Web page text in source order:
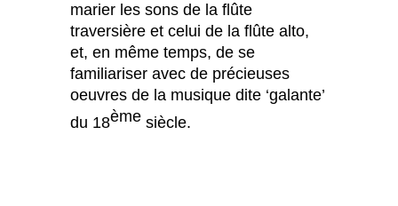
marier les sons de la flûte
traversière et celui de la flûte alto,
et, en même temps, de se
familiariser avec de précieuses
oeuvres de la musique dite ‘galante’
du 18ème siècle.